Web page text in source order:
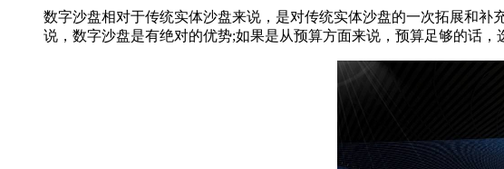
数字沙盘相对于传统实体沙盘来说，是对传统实体沙盘的一次拓展和
说，数字沙盘是有绝对的优势;如果是从预算方面来说，预算足够的话，